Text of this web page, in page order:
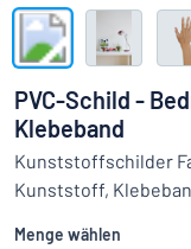
Das Gesuchte nicht
Alle Kategorien
Einloggen
Kundenservice
Privat / Firma
PVC-Schild -
Klebeband
Kunststoffschilder
Kunststoff,
Menge wählen